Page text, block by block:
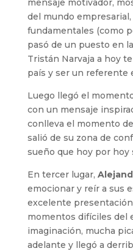
mensaje motivador,
del mundo
fundamentales (como
pasó de un puesto en
Tristán Narvaja a hoy
país y ser un referente
Luego llegó el
con un mensaje
conlleva el momento
salió de su zona de
sueño que hoy por hoy
En tercer lugar,
emocionar y reír a sus
excelente
momentos difíciles del
imaginación, mucha
adelante y llegó a